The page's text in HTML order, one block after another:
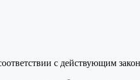
с действующим